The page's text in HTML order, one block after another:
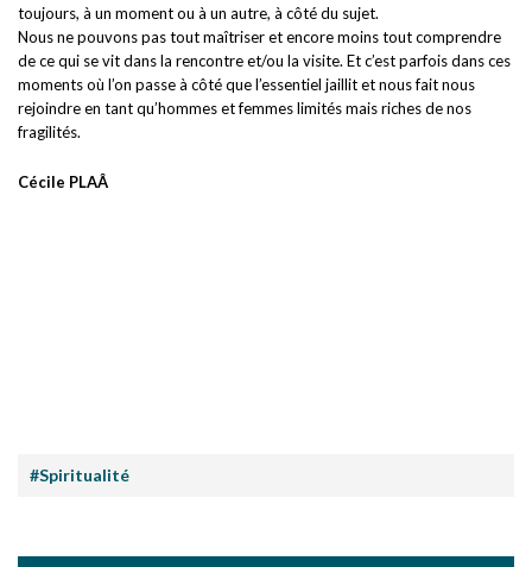
toujours, à un moment ou à un autre, à côté du sujet.
Nous ne pouvons pas tout maîtriser et encore moins tout comprendre
de ce qui se vit dans la rencontre et/ou la visite. Et c’est parfois dans ces
moments où l’on passe à côté que l’essentiel jaillit et nous fait nous
rejoindre en tant qu’hommes et femmes limités mais riches de nos
fragilités.
Cécile PLAÂ
#Spiritualité